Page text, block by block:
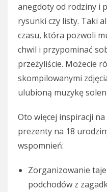
anegdoty od rodziny i
rysunki czy listy. Taki
czasu, która pozwoli
chwil i przypominać
przeżyliście. Możecie
skompilowanymi
ulubioną muzykę
Oto więcej inspiracji
prezenty na 18
wspomnień:
Zorganizowanie
podchodów z